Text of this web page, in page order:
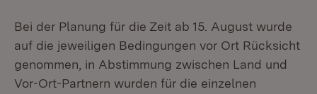
Bei der Planung für die Zeit ab 15. August wurde
auf die jeweiligen Bedingungen vor Ort Rücksicht
genommen, in Abstimmung zwischen Land und
Vor-Ort-Partnern wurden für die einzelnen